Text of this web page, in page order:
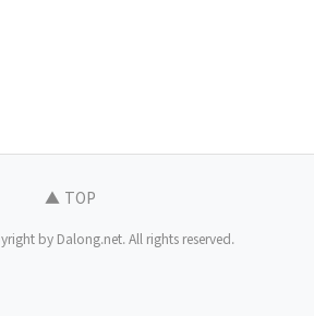
▲ TOP
by Dalong.net. All rights reserved.